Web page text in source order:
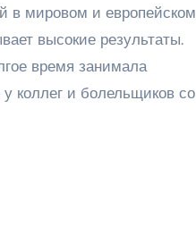
в мировом и европейском
высокие результаты.
время занимала
коллег и болельщиков со